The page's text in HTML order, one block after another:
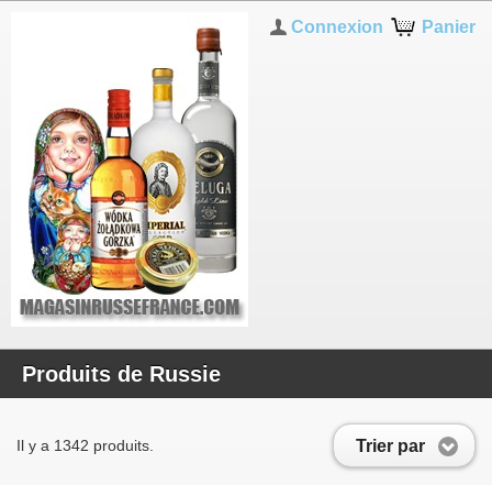
Panier
Connexion
Produits de Russie
Trier par
Il y a 1342 produits.